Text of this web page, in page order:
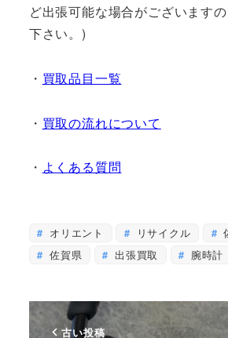
ど出張可能な場合がございます
下さい。)
・ 買取品目一覧
・ 買取の流れについて
・ よくある質問
オリエント リサイクル
佐賀県
出張買取 腕時計
古い投稿